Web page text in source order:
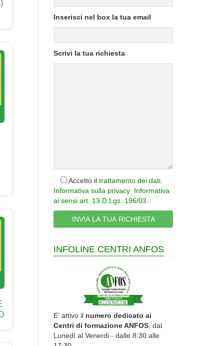
Inserisci nel box la tua email
Scrivi la tua richiesta
Accetto il trattamento dei dati
Informativa sulla privacy: Informativa
ai sensi art. 13 D.Lgs. 196/03
INFOLINE CENTRI ANFOS
E' attivo il numero dedicato ai
Centri di formazione ANFOS , dal
Lunedì al Venerdi - dalle 8:30 alle